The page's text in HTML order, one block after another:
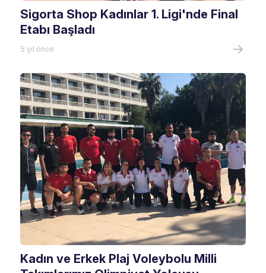
Sigorta Shop Kadınlar 1. Ligi'nde Final
Etabı Başladı
5 yıl önce
Kadın ve Erkek Plaj Voleybolu Milli